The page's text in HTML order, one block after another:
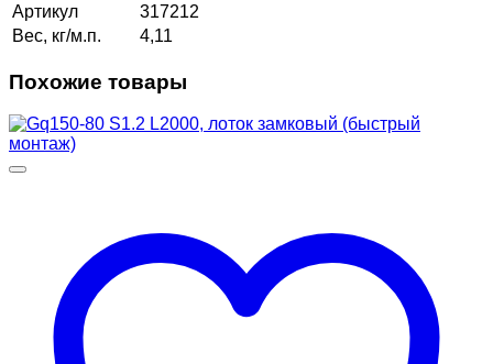
Артикул
317212
Вес, кг/м.п.
4,11
Похожие товары